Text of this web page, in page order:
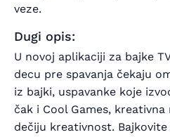
veze.
Dugi opis:
U novoj aplikaciji za bajke
decu pre spavanja čekaju
iz bajki, uspavanke koje
čak i Cool Games,
dečiju kreativnost.